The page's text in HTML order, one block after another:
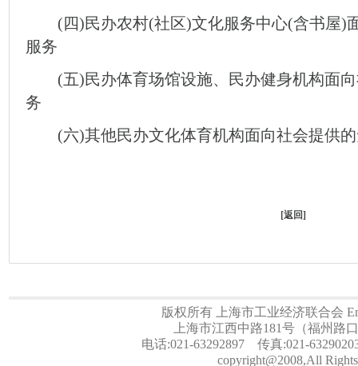
(四)民办农村(社区)文化服务中心(含书屋)
服务
(五)民办体育场馆设施、民办健身机构面向
务
(六)其他民办文化体育机构面向社会提供的
[返回]
版权所有 上海市工业经济联合会
上海市江西中路181号（福州路
电话:021-63292897 传真:021-
copyright@2008,All